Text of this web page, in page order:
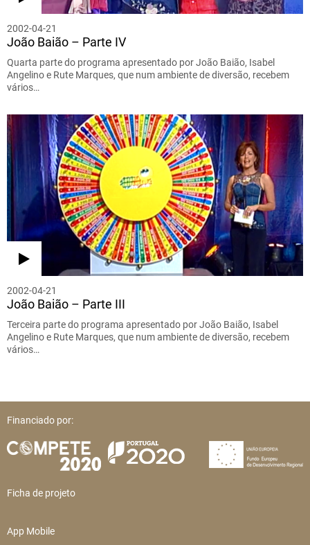
2002-04-21
João Baião – Parte IV
Quarta parte do programa apresentado por João Baião, Isabel
Angelino e Rute Marques, que num ambiente de diversão, recebem
vários…
2002-04-21
João Baião – Parte III
Terceira parte do programa apresentado por João Baião, Isabel
Angelino e Rute Marques, que num ambiente de diversão, recebem
vários…
Financiado por:
Ficha de projeto
App Mobile